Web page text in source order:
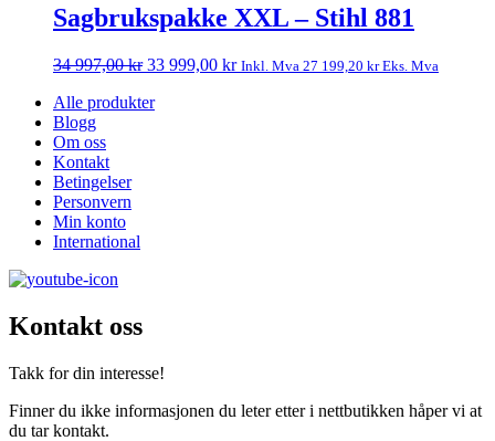
Sagbrukspakke XXL – Stihl 881
34 997,00kr Opprinnelig
var:
33 999,00 krNåværende
Inkl. Mva 27 199,20 krEks. Mva
Alle produkter
Blogg
Om oss
Kontakt
Betingelser
Personvern
Min konto
International
Kontakt oss
Takk for din interesse!
Finner du ikke informasjonen du leter etter i nettbutikken håper vi at
du tar kontakt.